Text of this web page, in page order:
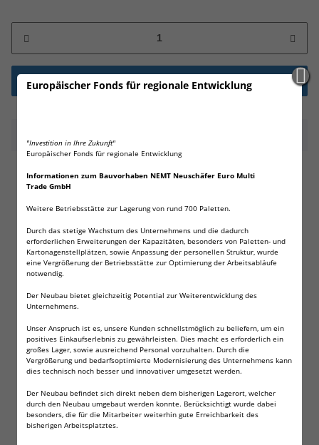
Europäischer Fonds für regionale Entwicklung
"Investition in Ihre Zukunft"
Europäischer Fonds für regionale Entwicklung
Informationen zum Bauvorhaben NEMT Neuschäfer Euro Multi
Trade GmbH
Weitere Betriebsstätte zur Lagerung von rund 700 Paletten.
Durch das stetige Wachstum des Unternehmens und die dadurch
erforderlichen Erweiterungen der Kapazitäten, besonders von Paletten- und
Kartonagenstellplätzen, sowie Anpassung der personellen Struktur, wurde
eine Vergrößerung der Betriebsstätte zur Optimierung der Arbeitsabläufe
notwendig.
Der Neubau bietet gleichzeitig Potential zur Weiterentwicklung des
Unternehmens.
Unser Anspruch ist es, unsere Kunden schnellstmöglich zu beliefern, um ein
positives Einkaufserlebnis zu gewährleisten. Dies macht es erforderlich ein
großes Lager, sowie ausreichend Personal vorzuhalten. Durch die
Vergrößerung und bedarfsoptimierte Modernisierung des Unternehmens kann
dies technisch noch besser und innovativer umgesetzt werden.
Der Neubau befindet sich direkt neben dem bisherigen Lagerort, welcher
durch den Neubau umgebaut werden konnte. Berücksichtigt wurde dabei
besonders, die für die Mitarbeiter weiterhin gute Erreichbarkeit des
bisherigen Arbeitsplatztes.
2500 Field Target Match
Diabolos 5,49 mm FRITZ-
CELL für Luftgewehr
Luftpistole
Mittelschwerer Field Target Match Diabolo.
Präzise Verarbeitet für das Silhouettenschießen
oder für das Schießen auf weitere Entfernungen,
Aerodynamisch gewölbte Form durch
Halbrundkopf. Auch für Waffen mit
Trommelmagazinen geeignet